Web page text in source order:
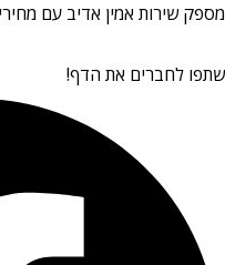
מספק שירות אמין אדיב עם
שתפו לחברים את הדף!